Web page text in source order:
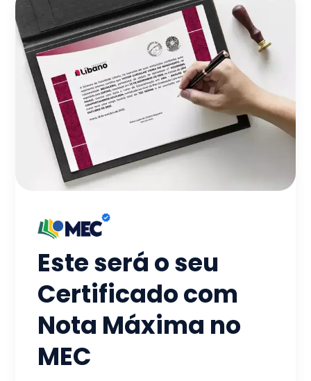
Este será o seu
Certificado com
Nota Máxima no
MEC